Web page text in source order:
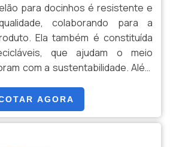
para docinhos é resistente e
colaborando para a
Ela também é constituída
que ajudam o meio
com a sustentabilidade. Além
doces, de forma que o cliente
categoria ou tamanho. Por isso,
excelente opção.O PRODUTO
AGORA